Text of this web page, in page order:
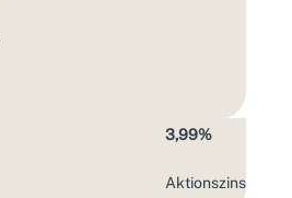
3,99%
Aktions­zins